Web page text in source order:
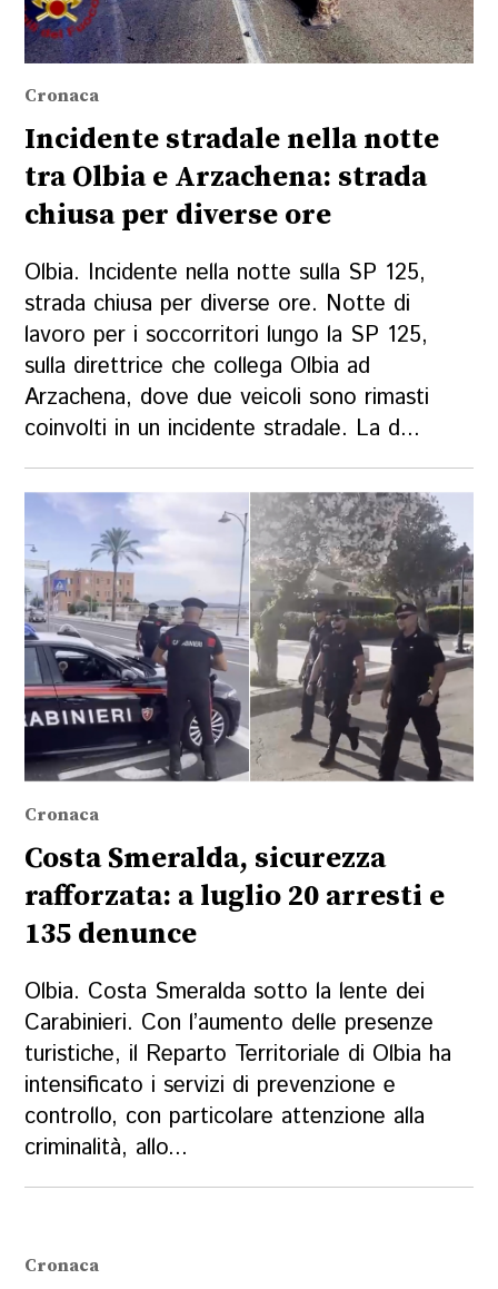
Cronaca
Incidente stradale nella notte
tra Olbia e Arzachena: strada
chiusa per diverse ore
Olbia. Incidente nella notte sulla SP 125,
strada chiusa per diverse ore. Notte di
lavoro per i soccorritori lungo la SP 125,
sulla direttrice che collega Olbia ad
Arzachena, dove due veicoli sono rimasti
coinvolti in un incidente stradale. La d...
Cronaca
Costa Smeralda, sicurezza
rafforzata: a luglio 20 arresti e
135 denunce
Olbia. Costa Smeralda sotto la lente dei
Carabinieri. Con l’aumento delle presenze
turistiche, il Reparto Territoriale di Olbia ha
intensificato i servizi di prevenzione e
controllo, con particolare attenzione alla
criminalità, allo...
Cronaca